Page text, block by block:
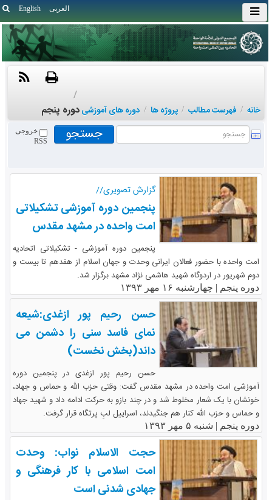
English العربی
خانه / فهرست مطالب / پروژه ها / دوره های آموزشی
/
دوره پنجم
خروجی
RSS
گزارش تصویری//
پنجمین دوره آموزشی تشکیلاتی
امت واحده در مشهد مقدس
پنجمین دوره آموزشی - تشکیلاتی اتحادیه
امت واحده با حضور فعالان ایرانی وحدت و جهان اسلام از هفدهم تا بیست و
دوم شهریور در اردوگاه شهید هاشمی نژاد مشهد برگزار شد.
دوره پنجم | چهارشنبه ۱۶ مهر ۱۳۹۳
حسن رحیم پور ازغدی:شیعه
نمای فاسد سنی را دشمن می
داند(بخش نخست)
حسن رحیم پور ازغدی در پنجمین دوره
آموزشی امت واحده در مشهد مقدس گفت: وقتی حزب الله و حماس و جهاد،
خونشان با یک شعار مخلوط شد و در چند بازو به حرکت ادامه داد و شهید جهاد
و حماس و حزب الله کنار هم جنگیدند، اسراییل لبِ پرتگاه قرار گرفت.
دوره پنجم | شنبه ۵ مهر ۱۳۹۳
حجت الاسلام نواب: وحدت
امت اسلامی با کار فرهنگی و
جهادی شدنی است